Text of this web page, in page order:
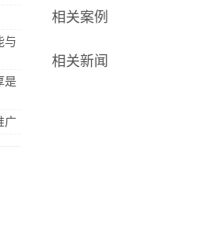
与
是
广
相关案例
相关新闻